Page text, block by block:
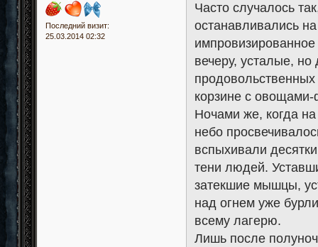
Последний визит:
25.03.2014 02:32
Часто случалось
останавливались
вечеру, усталые,
корзине с
Ночами же, когда
небо
вспыхивали
тени людей.
затекшие мышцы,
над огнем уже
всему лагерю.
Лишь после